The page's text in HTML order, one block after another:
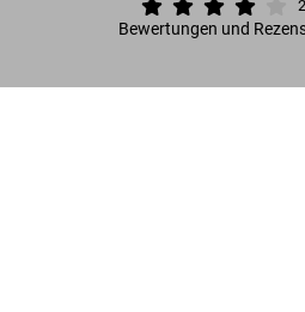
2
Bewertungen und